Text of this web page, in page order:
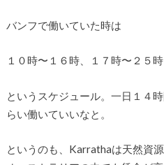
バンフで働いていた時は
１０時〜１６時、１７時〜２５時
というスケジュール。一日１４
らい働いていいなと。
というのも、Karrathaは天然資